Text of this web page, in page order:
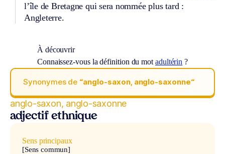
l’île de Bretagne qui sera nommée plus tard :
Angleterre.
À découvrir
Connaissez-vous la définition du mot adultérin ?
Synonymes de “anglo-saxon, anglo-saxonne“
anglo-saxon, anglo-saxonne
adjectif ethnique
Sens principaux
[Sens commun]